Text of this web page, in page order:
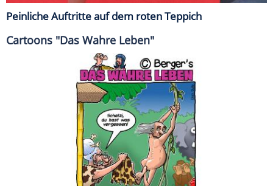
Peinliche Auftritte auf dem roten Teppich
Cartoons "Das Wahre Leben"